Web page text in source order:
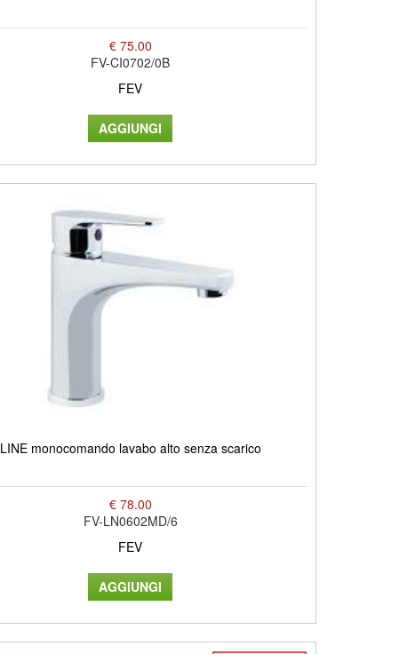
€ 75.00
FV-CI0702/0B
FEV
LINE monocomando lavabo alto senza scarico
€ 78.00
FV-LN0602MD/6
FEV